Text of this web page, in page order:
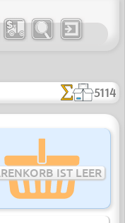
5114
IST LEER